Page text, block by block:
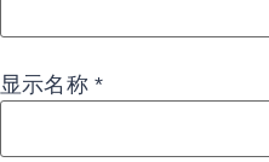
显示名称 *